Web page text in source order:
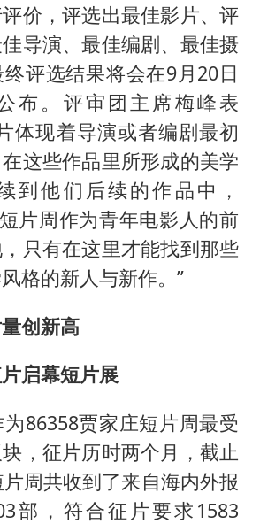
价，评选出最佳影片、评
导演、最佳编剧、最佳摄
评选结果将会在9月20日
布。评审团主席梅峰表
体现着导演或者编剧最初
这些作品里所形成的美学
到他们后续的作品中，
片周作为青年电影人的前
只有在这里才能找到那些
格的新人与新作。”
创新高
启幕短片展
86358贾家庄短片周最受
，征片历时两个月，截止
周共收到了来自海内外报
部，符合征片要求1583